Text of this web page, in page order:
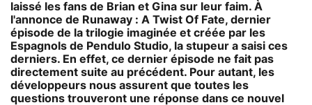
laissé les fans de Brian et Gina sur leur faim. À
l'annonce de Runaway : A Twist Of Fate, dernier
épisode de la trilogie imaginée et créée par les
Espagnols de Pendulo Studio, la stupeur a saisi ces
derniers. En effet, ce dernier épisode ne fait pas
directement suite au précédent. Pour autant, les
développeurs nous assurent que toutes les
questions trouveront une réponse dans ce nouvel